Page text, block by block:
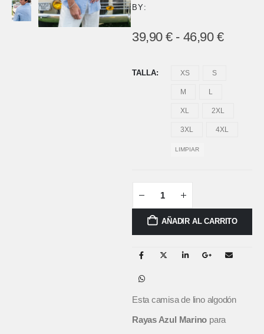
BY:
39,90€ - 46,90 €
TALLA XS S
M L
XL 2XL
3XL 4XL
LIMPIAR
AÑADIR AL CARRITO
Esta camisa de lino algodón
Rayas Azul Marino para